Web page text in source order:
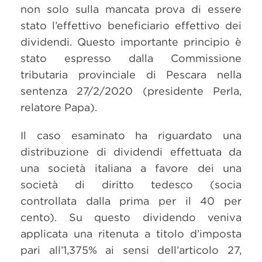
non solo sulla mancata prova di essere
stato l’effettivo beneficiario effettivo dei
dividendi. Questo importante principio è
stato espresso dalla Commissione
tributaria provinciale di Pescara nella
sentenza 27/2/2020 (presidente Perla,
relatore Papa).
Il caso esaminato ha riguardato una
distribuzione di dividendi effettuata da
una società italiana a favore dei una
società di diritto tedesco (socia
controllata dalla prima per il 40 per
cento). Su questo dividendo veniva
applicata una ritenuta a titolo d’imposta
pari all’1,375% ai sensi dell’articolo 27,